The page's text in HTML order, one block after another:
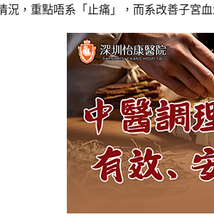
，重點唔系「止痛」，而系改善子宮血